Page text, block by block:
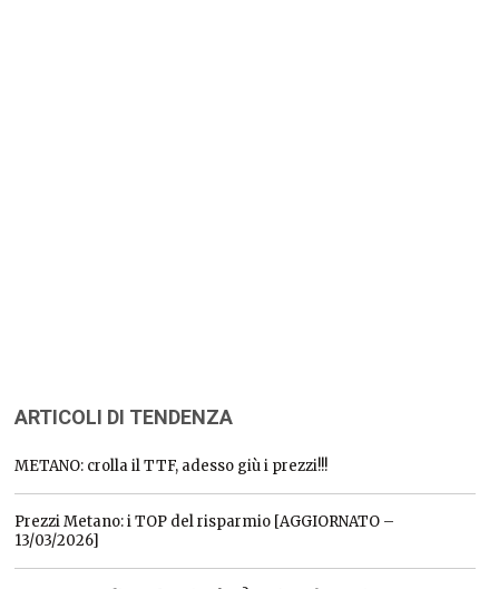
ARTICOLI DI TENDENZA
METANO: crolla il TTF, adesso giù i prezzi!!!
Prezzi Metano: i TOP del risparmio [AGGIORNATO –
13/03/2026]